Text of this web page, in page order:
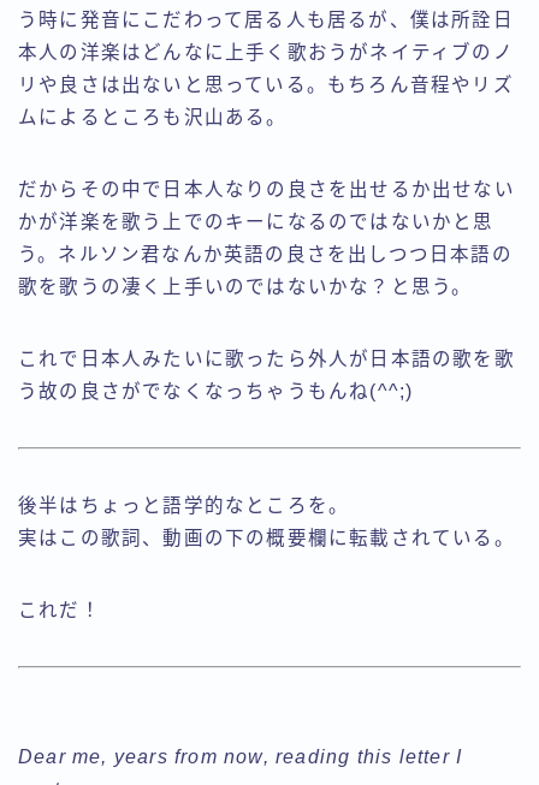
う時に発音にこだわって居る人も居るが、僕は所詮日
本人の洋楽はどんなに上手く歌おうがネイティブのノ
リや良さは出ないと思っている。もちろん音程やリズ
ムによるところも沢山ある。
だからその中で日本人なりの良さを出せるか出せない
かが洋楽を歌う上でのキーになるのではないかと思
う。ネルソン君なんか英語の良さを出しつつ日本語の
歌を歌うの凄く上手いのではないかな？と思う。
これで日本人みたいに歌ったら外人が日本語の歌を歌
う故の良さがでなくなっちゃうもんね(^^;)
後半はちょっと語学的なところを。
実はこの歌詞、動画の下の概要欄に転載されている。
これだ！
Dear me, years from now, reading this letter I